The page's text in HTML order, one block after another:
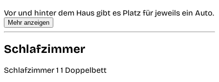
Vor und hinter dem Haus gibt es Platz für jeweils ein Auto.
Mehr anzeigen
Schlafzimmer
Schlafzimmer 1 1 Doppelbett